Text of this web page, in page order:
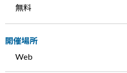
無料
開催場所
Web